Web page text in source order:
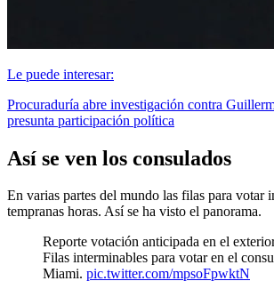
Le puede interesar:
Procuraduría abre investigación contra
presunta participación política
Así se ven los consulados
En varias partes del mundo las filas para votar
tempranas horas. Así se ha visto el panorama.
Reporte votación anticipada en el
Filas interminables para votar en el
Miami. pic.twitter.com/mpsoFpwktN